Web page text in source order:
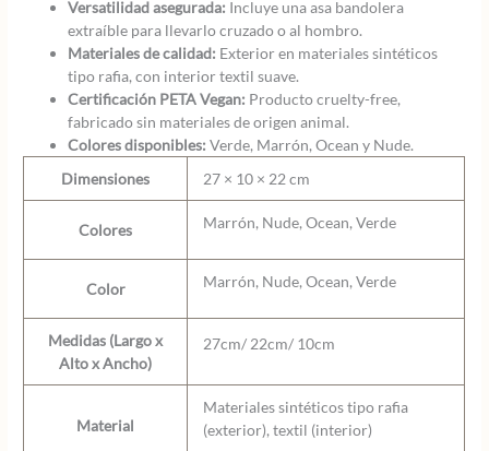
Versatilidad asegurada: Incluye una asa bandolera
extraíble para llevarlo cruzado o al hombro.
Materiales de calidad: Exterior en materiales sintéticos
tipo rafia, con interior textil suave.
Certificación PETA Vegan: Producto cruelty-free,
fabricado sin materiales de origen animal.
Colores disponibles: Verde, Marrón, Ocean y Nude.
Dimensiones
27 × 10 × 22 cm
Colores Marrón, Nude, Ocean, Verde
Color Marrón, Nude, Ocean, Verde
Medidas (Largo x
Alto x Ancho)
27cm/ 22cm/ 10cm
Material
Materiales sintéticos tipo rafia
(exterior), textil (interior)